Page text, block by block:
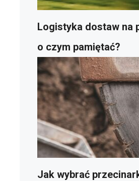
Logistyka dostaw na
o czym pamiętać?
Jak wybrać